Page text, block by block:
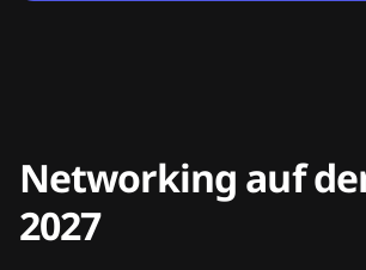
Networking auf
2027